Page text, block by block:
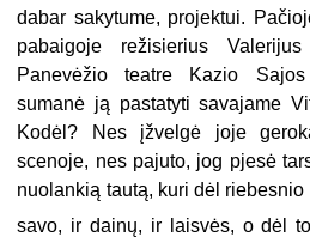
dabar sakytume, projektui.
pabaigoje režisierius
Panevėžio teatre Kazio Sajos
sumanė ją pastatyti savajame
Kodėl? Nes įžvelgė joje
scenoje, nes pajuto, jog pjesė
nuolankią tautą, kuri dėl
savo, ir dainų, ir laisvės, o dėl